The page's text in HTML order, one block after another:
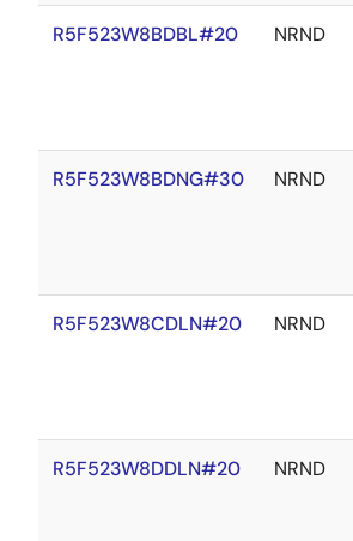
R5F523W8BDBL#20 NRND
R5F523W8BDNG#30 NRND
R5F523W8CDLN#20 NRND
R5F523W8DDLN#20 NRND